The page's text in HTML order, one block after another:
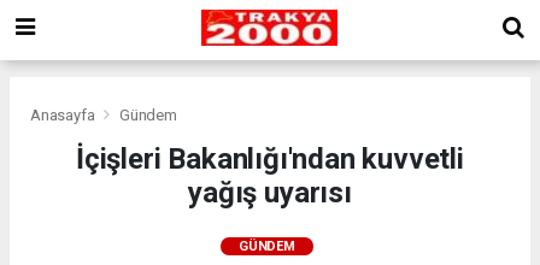
Anasayfa Gündem
İçişleri Bakanlığı'ndan kuvvetli
yağış uyarısı
GÜNDEM